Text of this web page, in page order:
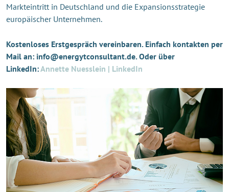
Markteintritt in Deutschland und die Expansionsstrategie
europäischer Unternehmen.
Kostenloses Erstgespräch vereinbaren. Einfach kontakten per
Mail an: info@energytconsultant.de. Oder über
LinkedIn:Annette Nuesslein | LinkedIn